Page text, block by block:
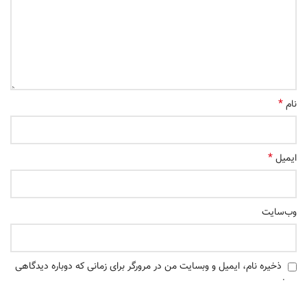
نام*
ایمیل*
وب‌سایت
ذخیره نام، ایمیل و وبسایت من در مرورگر برای زمانی که دوباره دیدگاهی